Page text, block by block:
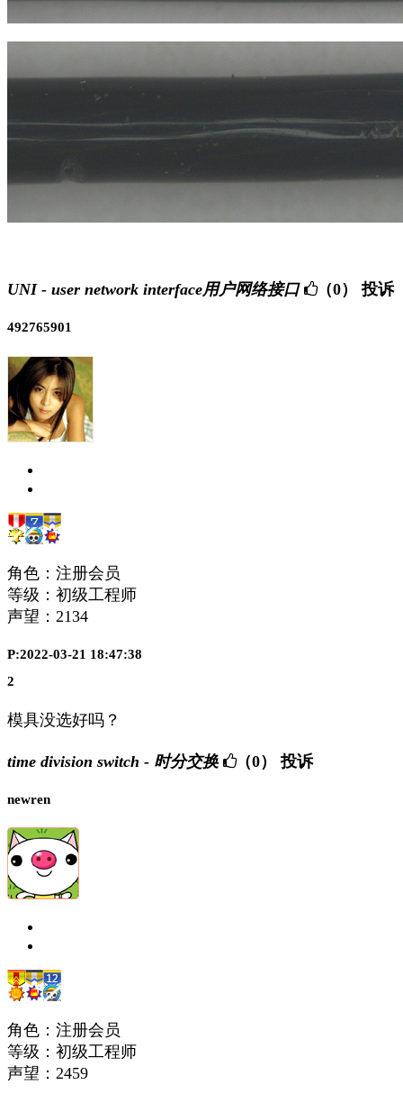
UNI - user network interface用户网络接口 （0） 投诉
492765901
角色：注册会员
等级：初级工程师
声望： 2134
P:2022-03-21 18:47:38
2
模具没选好吗？
time division switch - 时分交换 （0） 投诉
newren
角色：注册会员
等级：初级工程师
声望： 2459